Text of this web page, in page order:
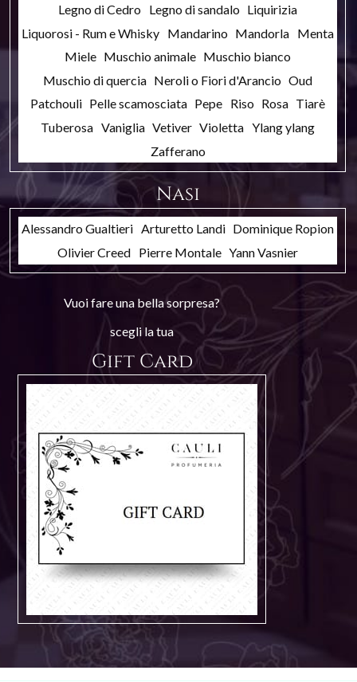
Legno di Cedro Legno di sandalo Liquirizia
Liquorosi - Rum e Whisky Mandarino Mandorla Menta
Miele Muschio animale Muschio bianco
Muschio di quercia Neroli o Fiori d'Arancio Oud
Patchouli Pelle scamosciata Pepe Riso Rosa Tiarè
Tuberosa Vaniglia Vetiver Violetta Ylang ylang
Zafferano
Nasi
Alessandro Gualtieri Arturetto Landi Dominique Ropion
Olivier Creed Pierre Montale Yann Vasnier
Vuoi fare una bella sorpresa?
scegli la tua
Gift Card